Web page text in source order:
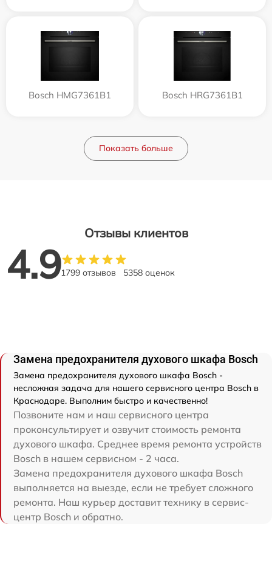
Bosch HMG7361B1 Bosch HRG7361B1
Показать больше
Отзывы клиентов
4.91799 отзывов 5358 оценок
Замена предохранителя духового шкафа Bosch
Замена предохранителя духового шкафа Bosch -
несложная задача для нашего сервисного центра Bosch в
Краснодаре. Выполним быстро и качественно!
Позвоните нам и наш сервисного центра
проконсультирует и озвучит стоимость ремонта
духового шкафа. Среднее время ремонта устройств
Bosch в нашем сервисном - 2 часа.
Замена предохранителя духового шкафа Bosch
выполняется на выезде, если не требует сложного
ремонта. Наш курьер доставит технику в сервис-
центр Bosch и обратно.